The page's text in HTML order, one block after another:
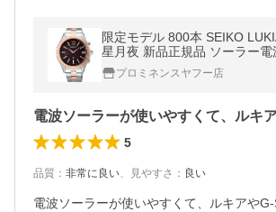
限定モデル 800本 SEIKO
星月夜 新品正規品 ソーラー電
プロミネンスヤフー店
5
品質 ： 非常に良い、 見やすさ ： 良い
電波ソーラーが使いやすくて、ルキアや